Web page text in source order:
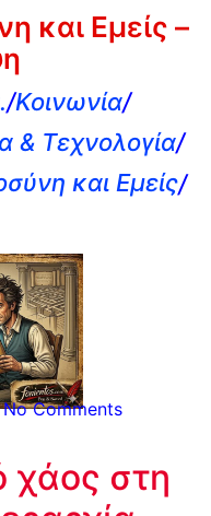
και Εμείς –
/Κοινωνία/
& Τεχνολογία/
και Εμείς/
No Comments
χάος στη